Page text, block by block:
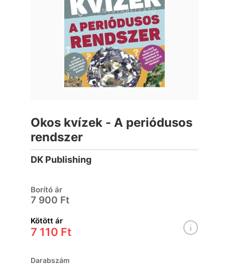
Okos kvízek - A periódusos
rendszer
DK Publishing
Borító ár
7 900 Ft
Kötött ár
7 110 Ft
Darabszám